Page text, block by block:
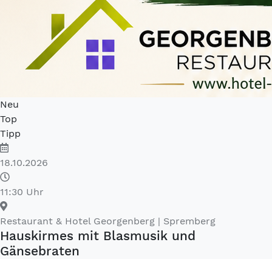
Neu
Top
Tipp
18.10.2026
11:30 Uhr
Restaurant & Hotel Georgenberg | Spremberg
Hauskirmes mit Blasmusik und
Gänsebraten